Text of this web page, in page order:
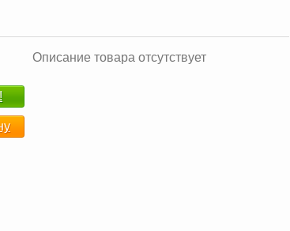
Описание товара отсутствует